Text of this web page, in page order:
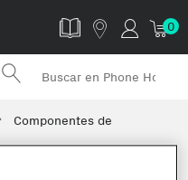
0
Componentes de